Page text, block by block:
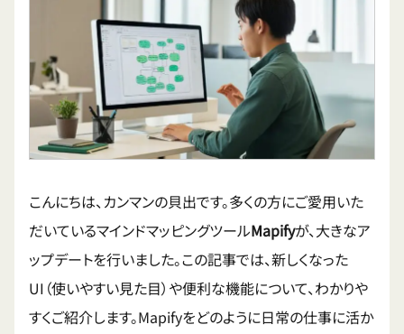
こんにちは、カンマンの貝出です。多くの方にご愛用いた
だいているマインドマッピングツールMapifyが、大きなア
ップデートを行いました。この記事では、新しくなった
UI（使いやすい見た目）や便利な機能について、わかりや
すくご紹介します。Mapifyをどのように日常の仕事に活か